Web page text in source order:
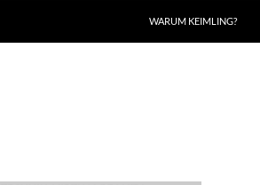
WARUM KEIMLING?